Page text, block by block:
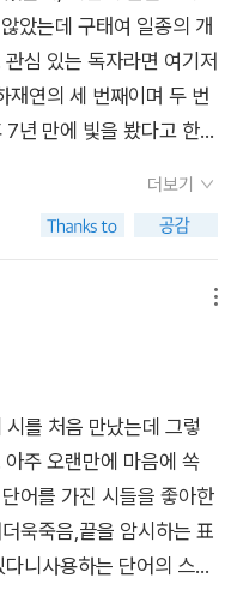
았는데 구태여 일종의 개
심 있는 독자라면 여기저
재연의 세 번째이며 두 번
7년 만에 빛을 봤다고 한
픔과 기쁨과 현실을 조근
신 차려 다시 보니 이 양
듯이 비슷비슷하게, 즉 정
다. 디지털 시대를 맞아
경쟁적으로 요란한 사
십 권의 사보에 비슷한
을 하던, 아직도 이름만
아니 희망과 슬픔 도매업
그이 이름 검색해보면 다
이름을 단 시집, 동화, 수
수 있는 것들만 서른한
더보기
를 처음 만났는데 그렇
주 오랜만에 마음에 쏙
어를 가진 시들을 좋아한
욱죽음,끝을 암시하는 표
니사용하는 단어의 스펙